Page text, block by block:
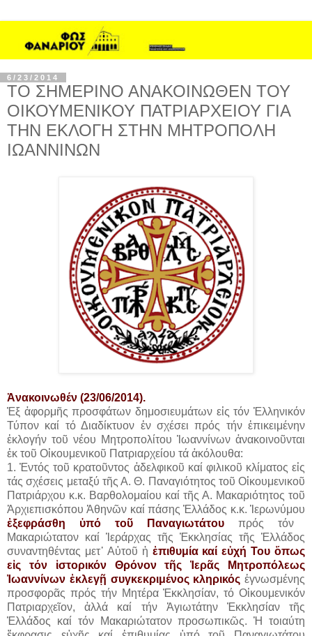
6/23/2014
ΤΟ ΣΗΜΕΡΙΝΟ ΑΝΑΚΟΙΝΩΘΕΝ ΤΟΥ
ΟΙΚΟΥΜΕΝΙΚΟΥ ΠΑΤΡΙΑΡΧΕΙΟΥ ΓΙΑ
ΤΗΝ ΕΚΛΟΓΗ ΣΤΗΝ ΜΗΤΡΟΠΟΛΗ
ΙΩΑΝΝΙΝΩΝ
Ἀνακοινωθέν (23/06/2014).
Ἐξ ἀφορμῆς προσφάτων δημοσιευμάτων εἰς τόν Ἑλληνικόν
Τύπον καί τό Διαδίκτυον ἐν σχέσει πρός τήν ἐπικειμένην
ἐκλογήν τοῦ νέου Μητροπολίτου Ἰωαννίνων ἀνακοινοῦνται
ἐκ τοῦ Οἰκουμενικοῦ Πατριαρχείου τά ἀκόλουθα:
1. Ἐντός τοῦ κρατοῦντος ἀδελφικοῦ καί φιλικοῦ κλίματος εἰς
τάς σχέσεις μεταξύ τῆς Α. Θ. Παναγιότητος τοῦ Οἰκουμενικοῦ
Πατριάρχου κ.κ. Βαρθολομαίου καί τῆς Α. Μακαριότητος τοῦ
Ἀρχιεπισκόπου Ἀθηνῶν καί πάσης Ἑλλάδος κ.κ. Ἱερωνύμου
ἐξεφράσθη ὑπό τοῦ Παναγιωτάτου πρός τόν
Μακαριώτατον καί Ἱεράρχας τῆς Ἐκκλησίας τῆς Ἑλλάδος
συναντηθέντας μετ᾿ Αὐτοῦ ἡ ἐπιθυμία καί εὐχή Του ὅπως
εἰς τόν ἱστορικόν Θρόνον τῆς Ἱερᾶς Μητροπόλεως
Ἰωαννίνων ἐκλεγῇ συγκεκριμένος κληρικός ἐγνωσμένης
προσφορᾶς πρός τήν Μητέρα Ἐκκλησίαν, τό Οἰκουμενικόν
Πατριαρχεῖον, ἀλλά καί τήν Ἁγιωτάτην Ἐκκλησίαν τῆς
Ἑλλάδος καί τόν Μακαριώτατον προσωπικῶς. Ἡ τοιαύτη